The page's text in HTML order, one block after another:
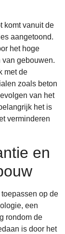
komt vanuit de
aangetoond.
het hoge
gebouwen.
met de
zoals beton
van het
het is
verminderen
en
op de
een
rondom de
is door het